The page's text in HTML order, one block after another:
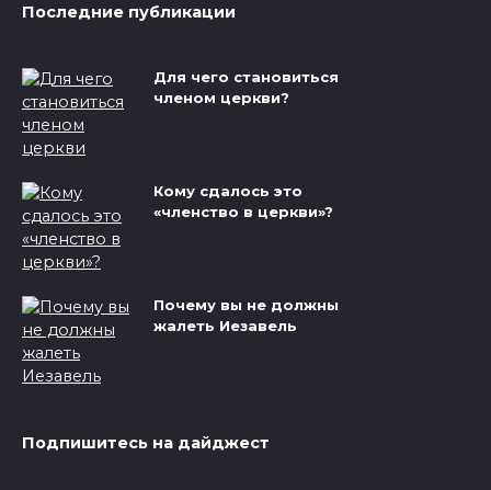
Последние публикации
Для чего становиться
членом церкви?
Кому сдалось это
«членство в церкви»?
Почему вы не должны
жалеть Иезавель
Подпишитесь на дайджест